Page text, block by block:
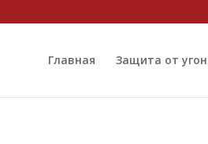
Главная Защита от